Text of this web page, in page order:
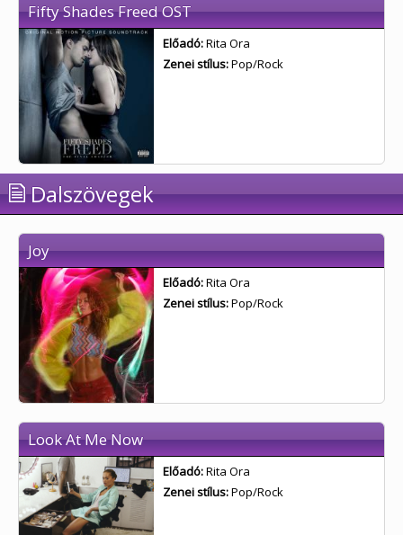
Fifty Shades Freed OST
Előadó:Rita Ora
Zenei stílus:Pop/Rock
Dalszövegek
Joy
Előadó:Rita Ora
Zenei stílus:Pop/Rock
Look At Me Now
Előadó:Rita Ora
Zenei stílus:Pop/Rock